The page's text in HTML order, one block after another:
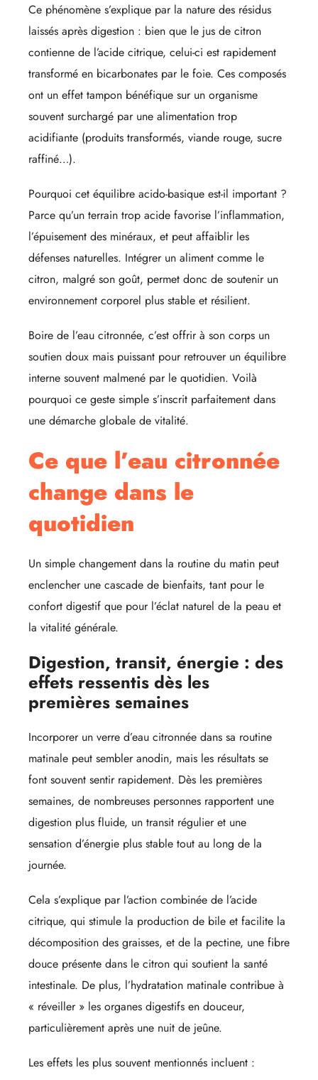
Ce phénomène s’explique par la nature des résidus
laissés après digestion : bien que le jus de citron
contienne de l’acide citrique, celui-ci est rapidement
transformé en bicarbonates par le foie. Ces composés
ont un effet tampon bénéfique sur un organisme
souvent surchargé par une alimentation trop
acidifiante (produits transformés, viande rouge, sucre
raffiné…).
Pourquoi cet équilibre acido-basique est-il important ?
Parce qu’un terrain trop acide favorise l’inflammation,
l’épuisement des minéraux, et peut affaiblir les
défenses naturelles. Intégrer un aliment comme le
citron, malgré son goût, permet donc de soutenir un
environnement corporel plus stable et résilient.
Boire de l’eau citronnée, c’est offrir à son corps un
soutien doux mais puissant pour retrouver un équilibre
interne souvent malmené par le quotidien. Voilà
pourquoi ce geste simple s’inscrit parfaitement dans
une démarche globale de vitalité.
Ce que l’eau citronnée
change dans le
quotidien
Un simple changement dans la routine du matin peut
enclencher une cascade de bienfaits, tant pour le
confort digestif que pour l’éclat naturel de la peau et
la vitalité générale.
Digestion, transit, énergie : des
effets ressentis dès les
premières semaines
Incorporer un verre d’eau citronnée dans sa routine
matinale peut sembler anodin, mais les résultats se
font souvent sentir rapidement. Dès les premières
semaines, de nombreuses personnes rapportent une
digestion plus fluide, un transit régulier et une
sensation d’énergie plus stable tout au long de la
journée.
Cela s’explique par l’action combinée de l’acide
citrique, qui stimule la production de bile et facilite la
décomposition des graisses, et de la pectine, une fibre
douce présente dans le citron qui soutient la santé
intestinale. De plus, l’hydratation matinale contribue à
« réveiller » les organes digestifs en douceur,
particulièrement après une nuit de jeûne.
Les effets les plus souvent mentionnés incluent :